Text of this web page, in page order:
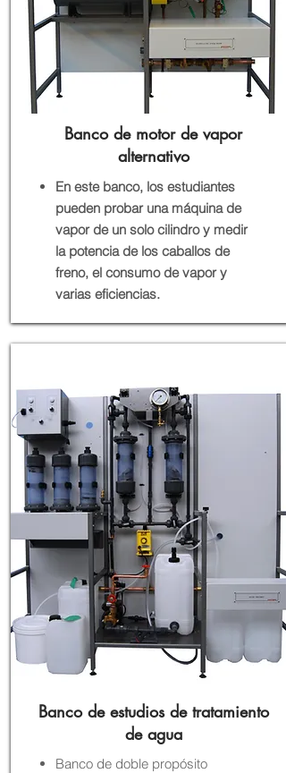
Banco de motor de vapor
alternativo
En este banco, los estudiantes
pueden probar una máquina de
vapor de un solo cilindro y medir
la potencia de los caballos de
freno, el consumo de vapor y
varias eficiencias.
Banco de estudios de tratamiento
de agua
Banco de doble propósito